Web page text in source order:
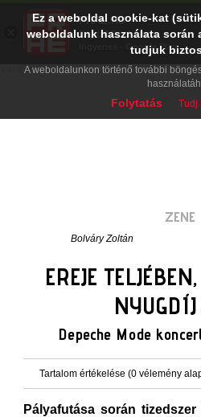
ZENE
Bolváry Zoltán
EREJE
Depeche Mode
Tartalom értékelése (0 vélemény
Pályafutása során
Ez a weboldal cookie-kat
weboldalunk használata során
tudjuk
A weboldalunkon történő további
Folytatás Tudj
PRAE.HU
Digital Evolution
Ingyenes - Google Play